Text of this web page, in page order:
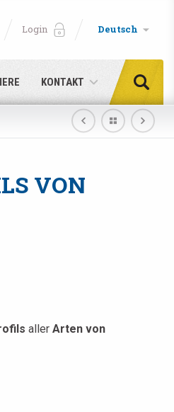
KONTAKT
Login Deutsch
VON
aller Arten von